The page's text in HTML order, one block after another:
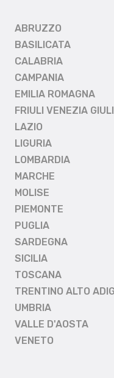
ABRUZZO
BASILICATA
CALABRIA
CAMPANIA
EMILIA ROMAGNA
FRIULI VENEZIA
LAZIO
LIGURIA
LOMBARDIA
MARCHE
MOLISE
PIEMONTE
PUGLIA
SARDEGNA
SICILIA
TOSCANA
TRENTINO ALTO
UMBRIA
VALLE D'AOSTA
VENETO